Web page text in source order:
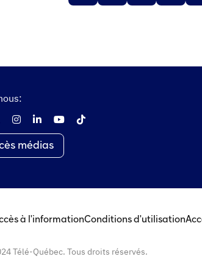
médias
à l'informationConditions d'utilisation
Télé-Québec. Tous droits réservés.